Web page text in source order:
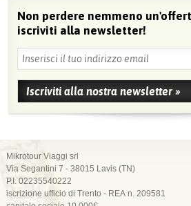
Non perdere nemmeno
iscriviti alla newsletter!
Mikrotour Viaggi srl
Via Segantini 7 - 38015 Lavis (TN)
P.I. 02235540222
iscrizione ufficio di Trento - REA n. 209581